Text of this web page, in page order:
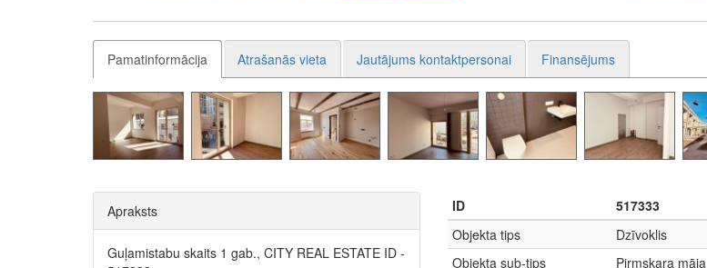
Pamatinformācija Atrašanās vieta Jautājums kontaktpersonai Finansējums
Apraksts
Guļamistabu skaits 1 gab., CITY REAL ESTATE ID -
ID
517333
Objekta tips
Dzīvoklis
Objekta sub-tips
Pirmskara māja